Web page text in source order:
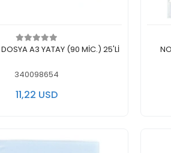
اضف الى سلة التسوق
A3 YATAY (90 MİC.) 25'Lİ
340098654
11,22 USD